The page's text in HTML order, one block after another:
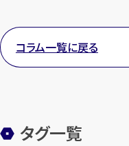
コラム一覧に戻る
タグ一覧